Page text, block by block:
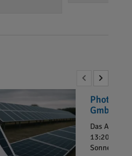
GmbH“
Das
13:20 Uhr